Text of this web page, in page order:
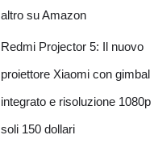
altro su Amazon
Redmi Projector 5: Il nuovo
proiettore Xiaomi con gimbal
integrato e risoluzione 1080p
soli 150 dollari